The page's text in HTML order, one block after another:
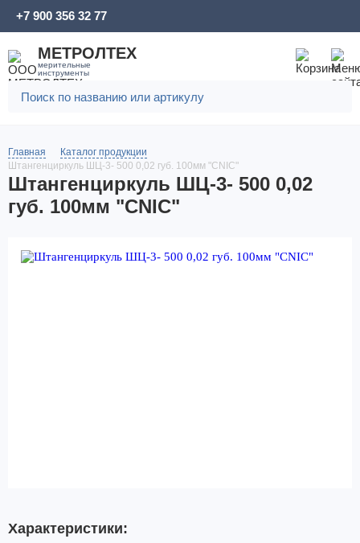
МЕТРОЛТЕХ
мерительные
инструменты
+7 900 356 32 77
Главная
Каталог продукции
Штангенциркуль ШЦ-3- 500 0,02 губ. 100мм "CNIC"
Штангенциркуль ШЦ-3- 500 0,02
губ. 100мм "CNIC"
Характеристики: